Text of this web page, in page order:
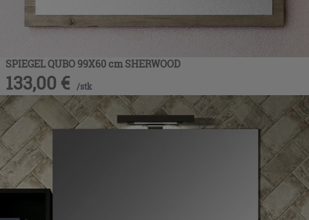
SPIEGEL QUBO 99X60 cm SHERWOOD
133,00 € /stk